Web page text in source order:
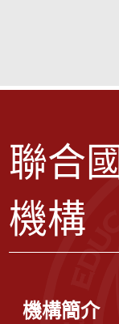
聯合
機構
機構簡介